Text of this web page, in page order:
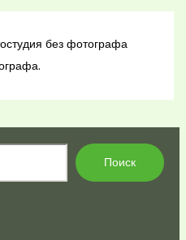
без фотографа
Поиск